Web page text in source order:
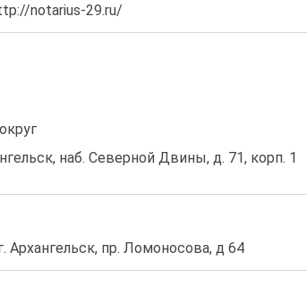
notarius-29.ru/
наб. Северной Двины, д. 71, корп. 1
Архангельск, пр. Ломоносова, д 64